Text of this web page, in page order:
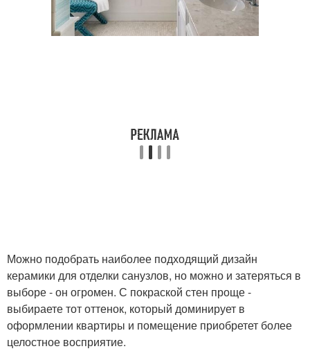
Можно подобрать наиболее подходящий дизайн
керамики для отделки санузлов, но можно и затеряться в
выборе - он огромен. С покраской стен проще -
выбираете тот оттенок, который доминирует в
оформлении квартиры и помещение приобретет более
целостное восприятие.